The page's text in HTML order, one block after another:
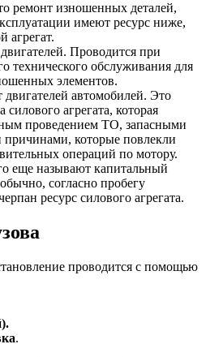
ремонт изношенных деталей,
имеют ресурс ниже,
агрегат.
Проводится при
технического обслуживания для
элементов.
автомобилей. Это
агрегата, которая
проведением ТО, запасными
которые повлекли
операций по мотору.
еще называют капитальный
согласно пробегу
ресурс силового агрегата.
проводится с помощью
.